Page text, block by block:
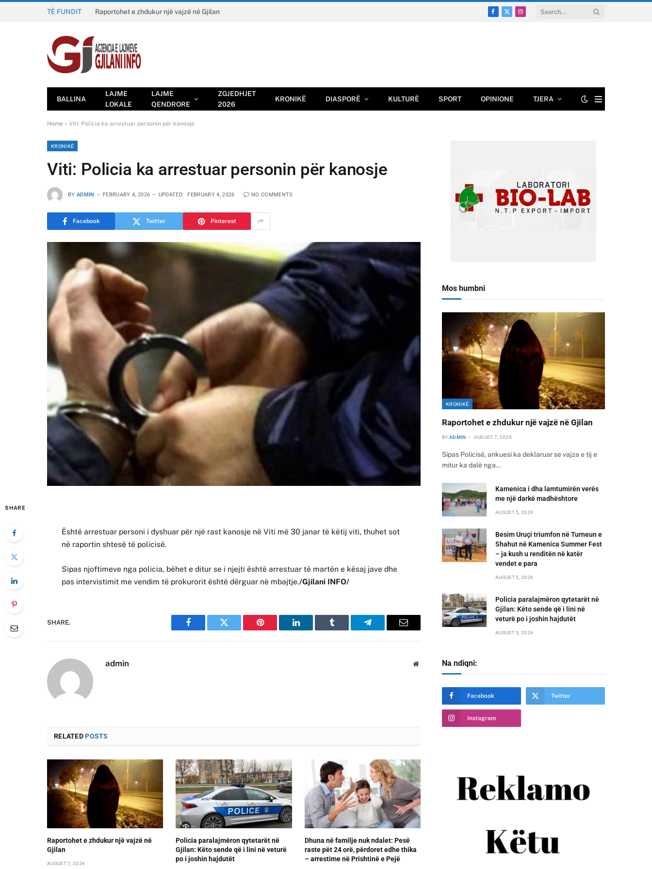
TË FUNDIT Raportohet e zhdukur një vajzë në Gjilan
Facebook
X
Instagram
BALLINA
LAJME
LOKALE
LAJME
QENDRORE
ZGJEDHJET
2026
KRONIKË DIASPORË KULTURË SPORT OPINIONE TJERA
Home » Viti: Policia ka arrestuar personin për kanosje
KRONIKË
Viti: Policia ka arrestuar personin për kanosje
BY ADMIN FEBRUARY 4, 2026 UPDATED: FEBRUARY 4, 2026 NO COMMENTS
Facebook Twitter Pinterest
SHARE
Është arrestuar personi i dyshuar për një rast kanosje në Viti më 30 janar të këtij viti, thuhet sot
në raportin shtesë të policisë.
Sipas njoftimeve nga policia, bëhet e ditur se i njejti është arrestuar të martën e kësaj jave dhe
pas intervistimit me vendim të prokurorit është dërguar në mbajtje./Gjilani INFO/
SHARE.
Facebook Twitter Pinterest LinkedIn Tumblr Telegram Email
admin Website
RELATEDPOSTS
Raportohet e zhdukur një vajzë në
Gjilan
AUGUST 7, 2026
Policia paralajmëron qytetarët në
Gjilan: Këto sende që i lini në veturë
po i joshin hajdutët
Dhuna në familje nuk ndalet: Pesë
raste pët 24 orë, përdoret edhe thika
– arrestime në Prishtinë e Pejë
Mos humbni
KRONIKË
Raportohet e zhdukur një vajzë në Gjilan
BY ADMIN AUGUST 7, 2026
Sipas Policisë, ankuesi ka deklaruar se vajza e tij e
mitur ka dalë nga…
Kamenica i dha lamtumirën verës
me një darkë madhështore
AUGUST 5, 2026
Besim Uruçi triumfon në Turneun e
Shahut në Kamenica Summer Fest
– ja kush u renditën në katër
vendet e para
AUGUST 5, 2026
Policia paralajmëron qytetarët në
Gjilan: Këto sende që i lini në
veturë po i joshin hajdutët
AUGUST 5, 2026
Na ndiqni:
Facebook Twitter
Instagram